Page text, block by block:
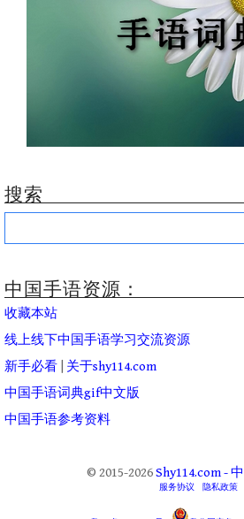
搜索
Search
中国手语资源：
收藏本站
线上线下中国手语学习交流资源
新手必看
关于shy114.com
中国手语词典gif中文版
中国手语参考资料
© 2015-2026Shy114.com -
服务协议 隐私政策